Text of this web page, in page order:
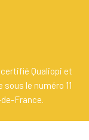
Qualiopi et
le numéro 11
France.